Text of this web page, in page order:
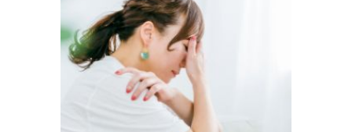
します。免疫低下中の方にも接種可能です。
シングリックスを定期接種で2回完了するに
は、令和9年1月31日までに1回目接種が必要と
なりますのでご注意ください。
日本人の80歳までに約3人に1人が帯状疱疹を
2026.5.31
循環器外来の予約方法｜瑞浪市・おおた
け内科クリニック